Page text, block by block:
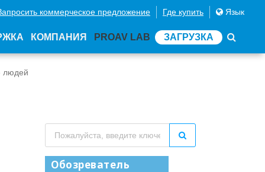
коммерческое предложение Где купить Язык
КОМПАНИЯ PROAV LAB ЗАГРУЗКА
людей
Обозреватель